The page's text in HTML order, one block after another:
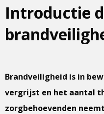
Introductie
Brandveiligheid is in
vergrijst en het aantal
zorgbehoevenden